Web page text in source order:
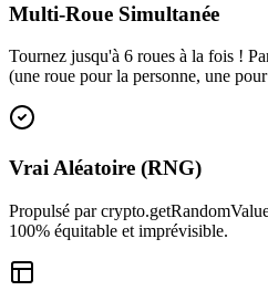
Multi-Roue Simultanée
Tournez jusqu'à 6 roues à la fois !
(une roue pour la personne, une
Vrai Aléatoire (RNG)
Propulsé par
100% équitable et imprévisible.